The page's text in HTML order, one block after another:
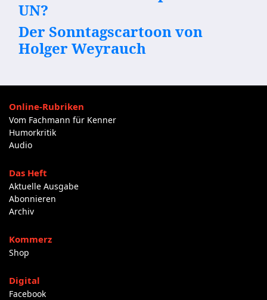
UN?
Der Sonntagscartoon von
Holger Weyrauch
Online-Rubriken
Vom Fachmann für Kenner
Humorkritik
Audio
Das Heft
Aktuelle Ausgabe
Abonnieren
Archiv
Kommerz
Shop
Digital
Facebook